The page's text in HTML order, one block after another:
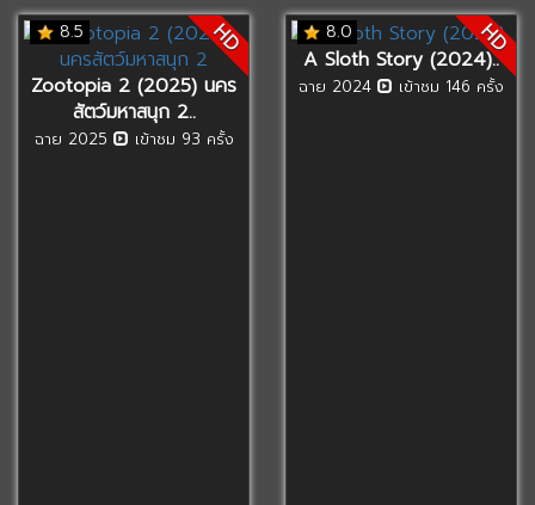
8.5 HD
Zootopia 2 (2025) นคร
สัตว์มหาสนุก 2..
ฉาย 2025 เข้าชม 93 ครั้ง
8.0 HD
A Sloth Story (2024)..
ฉาย 2024 เข้าชม 146 ครั้ง